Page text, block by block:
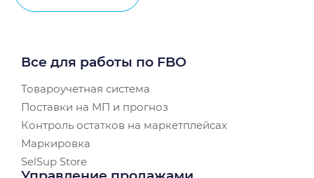
Все для работы по FBO
Товароучетная система
Поставки на МП и прогноз
Контроль остатков на маркетплейсах
Маркировка
SelSup Store